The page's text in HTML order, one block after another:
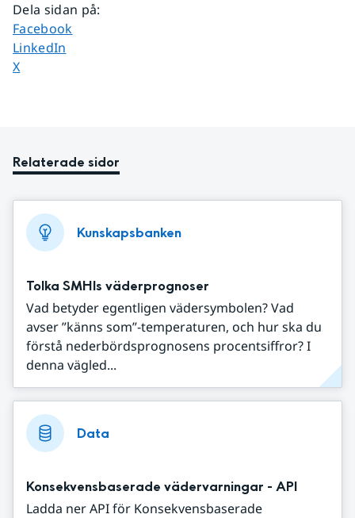
Dela sidan på:
Dela sidan på
Facebook
Dela sidan på
LinkedIn
Dela sidan på
X
Relaterade sidor
Kunskapsbanken
Tolka SMHIs väderprognoser
Vad betyder egentligen vädersymbolen? Vad
avser ”känns som”-temperaturen, och hur ska du
förstå nederbördsprognosens procentsiffror? I
denna vägled...
Data
Konsekvensbaserade vädervarningar - API
Ladda ner API för Konsekvensbaserade